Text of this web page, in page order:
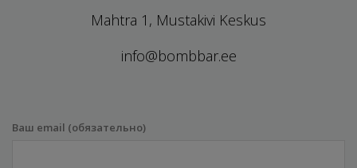
Mahtra 1, Mustakivi Keskus
info@bombbar.ee
Ваш email (обязательно)